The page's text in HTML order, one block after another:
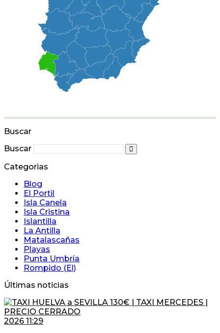
Buscar
Buscar
Categorias
Blog
El Portil
Isla Canela
Isla Cristina
Islantilla
La Antilla
Matalascañas
Playas
Punta Umbría
Rompido (El)
Últimas noticias
2026 11:29